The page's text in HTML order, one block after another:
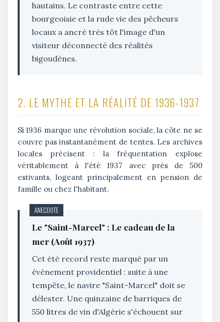
hautains. Le contraste entre cette
bourgeoisie et la rude vie des pêcheurs
locaux a ancré très tôt l'image d'un
visiteur déconnecté des réalités
bigoudènes.
2. LE MYTHE ET LA RÉALITÉ DE 1936-1937
Si 1936 marque une révolution sociale, la côte ne se
couvre pas instantanément de tentes. Les archives
locales précisent : la fréquentation explose
véritablement à l'été 1937 avec près de 500
estivants, logeant principalement en pension de
famille ou chez l'habitant.
ANECDOTE
Le "Saint-Marcel" : Le cadeau de la
mer (Août 1937)
Cet été record reste marqué par un
événement providentiel : suite à une
tempête, le navire "Saint-Marcel" doit se
délester. Une quinzaine de barriques de
550 litres de vin d'Algérie s'échouent sur